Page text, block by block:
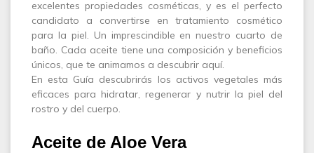
excelentes propiedades cosméticas, y es el perfecto
candidato a convertirse en tratamiento cosmético
para la piel. Un imprescindible en nuestro cuarto de
baño. Cada aceite tiene una composición y beneficios
únicos, que te animamos a descubrir aquí.
En esta Guía descubrirás los activos vegetales más
eficaces para hidratar, regenerar y nutrir la piel del
rostro y del cuerpo.
Aceite de Aloe Vera